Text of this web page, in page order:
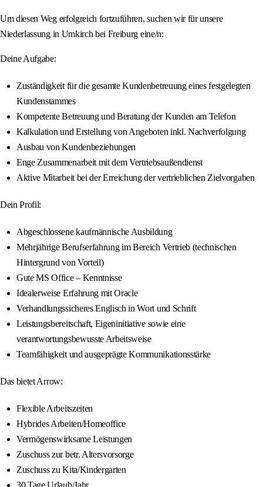
Um diesen Weg erfolgreich fortzuführen, suchen wir für unsere
Niederlassung in Umkirch bei Freiburg eine/n:
Deine Aufgabe:
Zuständigkeit für die gesamte Kundenbetreuung eines festgelegten
Kundenstammes
Kompetente Betreuung und Beratung der Kunden am Telefon
Kalkulation und Erstellung von Angeboten inkl. Nachverfolgung
Ausbau von Kundenbeziehungen
Enge Zusammenarbeit mit dem Vertriebsaußendienst
Aktive Mitarbeit bei der Erreichung der vertrieblichen Zielvorgaben
Dein Profil:
Abgeschlossene kaufmännische Ausbildung
Mehrjährige Berufserfahrung im Bereich Vertrieb (technischen
Hintergrund von Vorteil)
Gute MS Office – Kenntnisse
Idealerweise Erfahrung mit Oracle
Verhandlungssicheres Englisch in Wort und Schrift
Leistungsbereitschaft, Eigeninitiative sowie eine
verantwortungsbewusste Arbeitsweise
Teamfähigkeit und ausgeprägte Kommunikationsstärke
Das bietet Arrow:
Flexible Arbeitszeiten
Hybrides Arbeiten/Homeoffice
Vermögenswirksame Leistungen
Zuschuss zur betr. Altersvorsorge
Zuschuss zu Kita/Kindergarten